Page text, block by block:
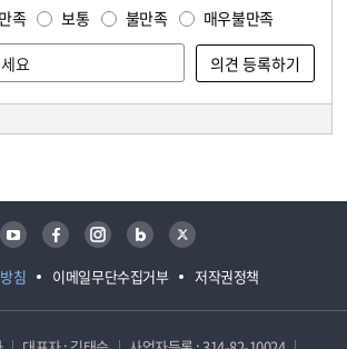
만족 보통 불만족 매우불만족
침 이메일무단수집거부 저작권정책
유튜브 페이스북 인스타그램 블로그 트위터